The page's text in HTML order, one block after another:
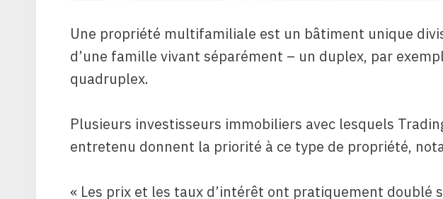
Une propriété multifamiliale est un bâtiment unique
d’une famille vivant séparément – ​​un duplex, par
quadruplex.
Plusieurs investisseurs immobiliers avec lesquels
entretenu donnent la priorité à ce type de propriété,
« Les prix et les taux d’intérêt ont pratiquement doublé